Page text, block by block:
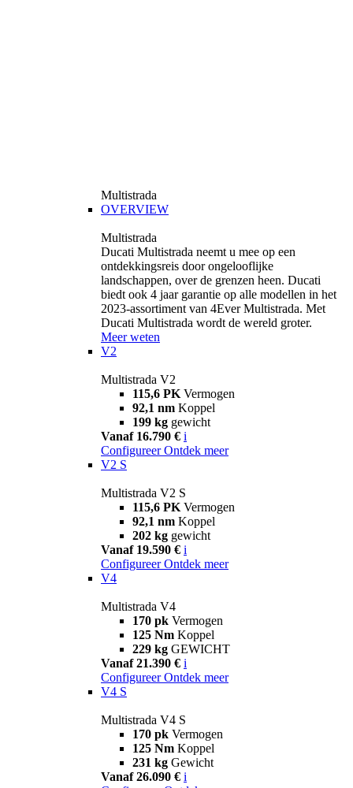
Multistrada
OVERVIEW
Multistrada
Ducati Multistrada neemt u mee op een
ontdekkingsreis door ongelooflijke
landschappen, over de grenzen heen. Ducati
biedt ook 4 jaar garantie op alle modellen in het
2023-assortiment van 4Ever Multistrada. Met
Ducati Multistrada wordt de wereld groter.
Meer weten
V2
Multistrada V2
115,6 PK Vermogen
92,1 nm Koppel
199 kg gewicht
Vanaf 16.790 € i
Configureer Ontdek meer
V2 S
Multistrada V2 S
115,6 PK Vermogen
92,1 nm Koppel
202 kg gewicht
Vanaf 19.590 € i
Configureer Ontdek meer
V4
Multistrada V4
170 pk Vermogen
125 Nm Koppel
229 kg GEWICHT
Vanaf 21.390 € i
Configureer Ontdek meer
V4 S
Multistrada V4 S
170 pk Vermogen
125 Nm Koppel
231 kg Gewicht
Vanaf 26.090 € i